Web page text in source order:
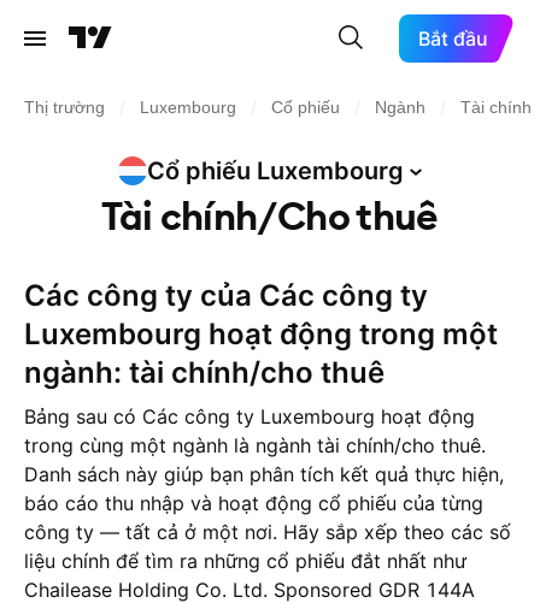
Bắt đầu
Thị trường Luxembourg Cổ phiếu Ngành Tài chính
Cổ phiếu Luxembourg
Tài chính/Cho thuê
Các công ty của Các công ty
Luxembourg hoạt động trong một
ngành: tài chính/cho thuê
Bảng sau có Các công ty Luxembourg hoạt động
trong cùng một ngành là ngành tài chính/cho thuê.
Danh sách này giúp bạn phân tích kết quả thực hiện,
báo cáo thu nhập và hoạt động cổ phiếu của từng
công ty — tất cả ở một nơi. Hãy sắp xếp theo các số
liệu chính để tìm ra những cổ phiếu đắt nhất như
Chailease Holding Co. Ltd. Sponsored GDR 144A